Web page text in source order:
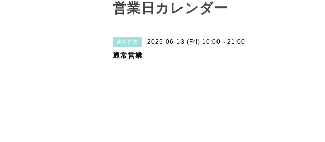
営業日カレンダー
通常営業 2025-06-13 (Fri) 10:00～21:00
通常営業